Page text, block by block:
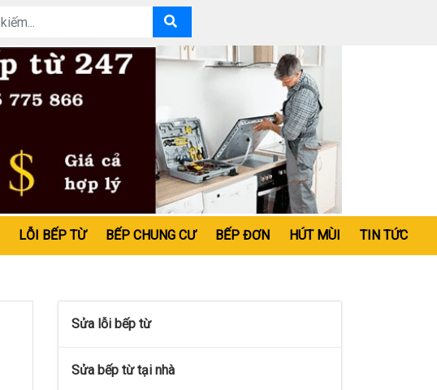
LỖI BẾP TỪ BẾP CHUNG CƯ BẾP ĐƠN HÚT MÙI TIN TỨC
Sửa lỗi bếp từ
Sửa bếp từ tại nhà